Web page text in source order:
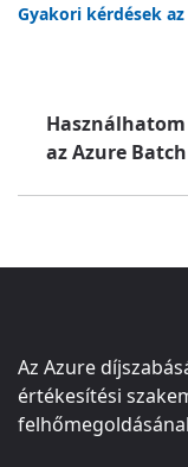
Gyakori kérdések
az Azure
Az Azure
értékesítési